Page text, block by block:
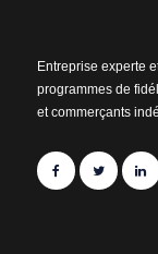
Entreprise experte
programmes de
et commerçants